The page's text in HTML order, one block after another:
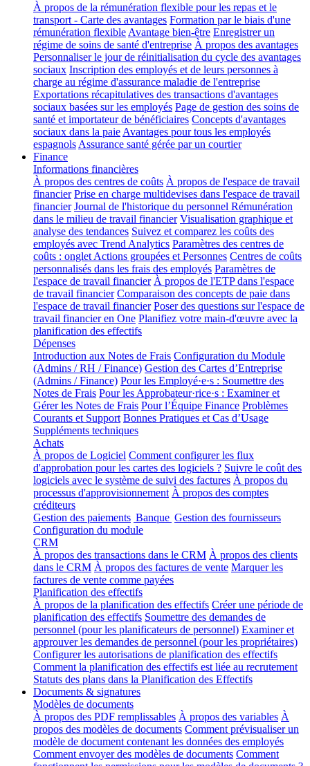
À propos de la rémunération flexible pour les repas et le
transport - Carte des avantages Formation par le biais d'une
rémunération flexible Avantage bien-être Enregistrer un
régime de soins de santé d'entreprise À propos des avantages
Personnaliser le jour de réinitialisation du cycle des avantages
sociaux Inscription des employés et de leurs personnes à
charge au régime d'assurance maladie de l'entreprise
Exportations récapitulatives des transactions d'avantages
sociaux basées sur les employés Page de gestion des soins de
santé et importateur de bénéficiaires Concepts d'avantages
sociaux dans la paie Avantages pour tous les employés
espagnols Assurance santé gérée par un courtier
Finance
Informations financières
À propos des centres de coûts À propos de l'espace de travail
financier Prise en charge multidevises dans l'espace de travail
financier Journal de l'historique du personnel Rémunération
dans le milieu de travail financier Visualisation graphique et
analyse des tendances Suivez et comparez les coûts des
employés avec Trend Analytics Paramètres des centres de
coûts : onglet Actions groupées et Personnes Centres de coûts
personnalisés dans les frais des employés Paramètres de
l'espace de travail financier À propos de l'ETP dans l'espace
de travail financier Comparaison des concepts de paie dans
l'espace de travail financier Poser des questions sur l'espace de
travail financier en One Planifiez votre main-d'œuvre avec la
planification des effectifs
Dépenses
Introduction aux Notes de Frais Configuration du Module
(Admins / RH / Finance) Gestion des Cartes d’Entreprise
(Admins / Finance) Pour les Employé·e·s : Soumettre des
Notes de Frais Pour les Approbateur·rice·s : Examiner et
Gérer les Notes de Frais Pour l’Équipe Finance Problèmes
Courants et Support Bonnes Pratiques et Cas d’Usage
Suppléments techniques
Achats
À propos de Logiciel Comment configurer les flux
d'approbation pour les cartes des logiciels ? Suivre le coût des
logiciels avec le système de suivi des factures À propos du
processus d'approvisionnement À propos des comptes
créditeurs
Gestion des paiements Banque Gestion des fournisseurs
Configuration du module
CRM
À propos des transactions dans le CRM À propos des clients
dans le CRM À propos des factures de vente Marquer les
factures de vente comme payées
Planification des effectifs
À propos de la planification des effectifs Créer une période de
planification des effectifs Soumettre des demandes de
personnel (pour les planificateurs de personnel) Examiner et
approuver les demandes de personnel (pour les propriétaires)
Configurer les autorisations de planification des effectifs
Comment la planification des effectifs est liée au recrutement
Statuts des plans dans la Planification des Effectifs
Documents & signatures
Modèles de documents
À propos des PDF remplissables À propos des variables À
propos des modèles de documents Comment prévisualiser un
modèle de document contenant les données des employés
Comment envoyer des modèles de documents Comment